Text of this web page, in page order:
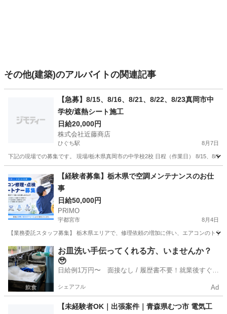
その他(建築)のアルバイトの関連記事
【急募】8/15、8/16、8/21、8/22、8/23真岡市中
学校/遮熱シート施工
日給20,000円
株式会社近藤商店
ひぐち駅 8月7日
下記の現場での募集です。 現場/栃木県真岡市の中学校2校 日程（作業日） 8/15、8/
ひぐち駅 建築
【経験者募集】栃木県で空調メンテナンスのお仕
事
日給50,000円
PRIMO
宇都宮市 8月4日
【業務委託スタッフ募集】 栃木県エリアで、修理依頼の増加に伴い、エアコンのト
栃木 宇都宮市 建築 スタッフ
お皿洗い手伝ってくれる方、いませんか？
🥹
日給例1万円〜 面接なし / 履歴書不要！就業後すぐに
シェアフル Ad
【未経験者OK｜出張案件｜青森県むつ市 電気工